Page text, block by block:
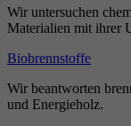
Wir untersuchen
Materialien mit ihrer
Biobrennstoffe
Wir beantworten
und Energieholz.